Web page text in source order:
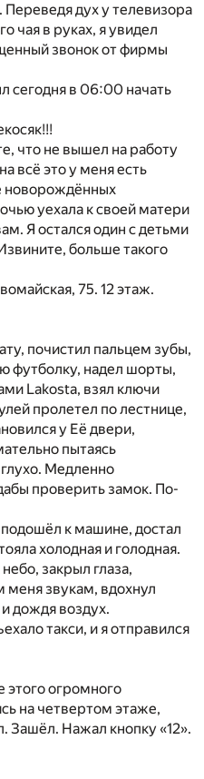
дух у телевизора
чая в руках, я увидел
звонок от фирмы
в 06:00 начать
что не вышел на работу
всё это у меня есть
новорождённых
уехала к своей матери
Я остался один с детьми
больше такого
75. 12 этаж.
почистил пальцем зубы,
футболку, надел шорты,
Lakosta, взял ключи
пролетел по лестнице,
у Её двери,
пытаясь
Медленно
проверить замок. По-
к машине, достал
холодная и голодная.
закрыл глаза,
звукам, вдохнул
дождя воздух.
такси, и я отправился
этого огромного
на четвертом этаже,
Зашёл. Нажал кнопку «12».